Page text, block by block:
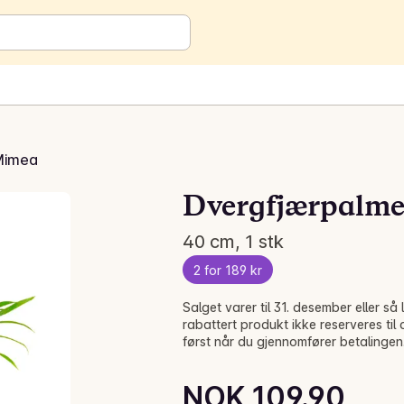
40 cm, 1 stk
2 for 189 kr
Unit price: NOK 109.90 /pc.
Salget varer til 31. desember eller
rabattert produkt ikke reserveres til
først når du gjennomfører betalingen.